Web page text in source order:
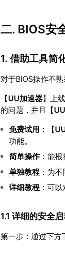
二. BIOS安
1. 借助工具简
对于BIOS操作不
【UU加速器】上
的问题，并且【
免费试用 ：【
功能。
简单操作：能根
单独教程 ：为
详细教程 ：可
1.1 详细的安全
第一步：通过下方